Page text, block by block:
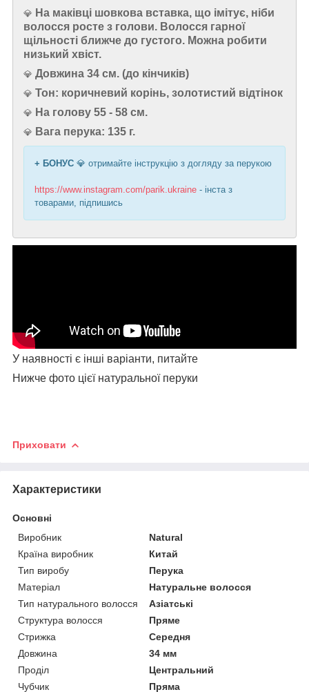
💎 На маківці шовкова вставка, що імітує, ніби
волосся росте з голови. Волосся гарної
щільності ближче до густого. Можна робити
низький хвіст.
💎 Довжина 34 см. (до кінчиків)
💎 Тон: коричневий корінь, золотистий відтінок
💎 На голову 55 - 58 см.
💎 Вага перука: 135 г.
+ БОНУС 💎 отримайте інструкцію з догляду за перукою
https://www.instagram.com/parik.ukraine - інста з
товарами, підпишись
У наявності є інші варіанти, питайте
Нижче фото цієї натуральної перуки
Приховати
Характеристики
Основні
Виробник
Natural
Країна виробник
Китай
Тип виробу
Перука
Матеріал
Натуральне волосся
Тип натурального волосся
Азіатські
Структура волосся
Пряме
Стрижка
Середня
Довжина
34 мм
Проділ
Центральний
Чубчик
Пряма